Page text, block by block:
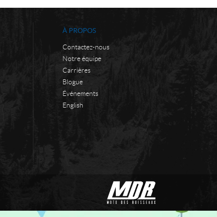
À PROPOS
Contactez-nous
Notre équipe
Carrières
Blogue
Événements
English